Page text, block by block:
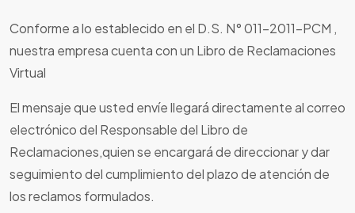
Conforme a lo establecido en el D.S. N° 011-2011-PCM ,
nuestra empresa cuenta con un Libro de Reclamaciones
Virtual
El mensaje que usted envíe llegará directamente al correo
electrónico del Responsable del Libro de
Reclamaciones,quien se encargará de direccionar y dar
seguimiento del cumplimiento del plazo de atención de
los reclamos formulados.